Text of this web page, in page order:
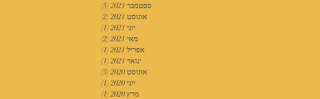
ספטמבר 2021
(5)
אוגוסט 2021
(2)
יוני 2021
(1)
מאי 2021
(2)
אפריל 2021
(1)
ינואר 2021
(1)
אוגוסט 2020
(3)
יוני 2020
(1)
מרץ 2020
(1)